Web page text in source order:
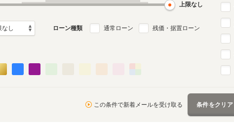
上限なし
ローン種類 通常ローン 残価・据置ローン
この条件で新着メールを受け取る 条件をクリア